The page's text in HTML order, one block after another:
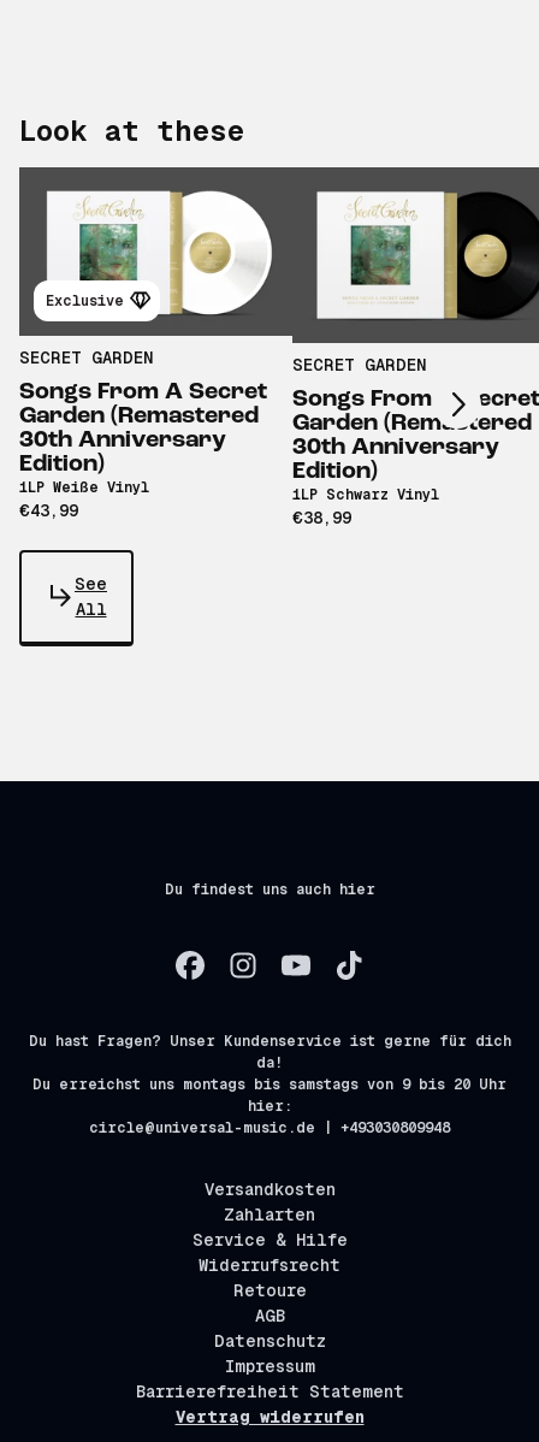
Look at these
Exclusive
SECRET GARDEN
Songs From A Secret
Garden (Remastered
30th Anniversary
Edition)
1LP Weiße Vinyl
€43,99
SECRET GARDEN
Songs From A Secret
Garden (Remastered
30th Anniversary
Edition)
1LP Schwarz Vinyl
€38,99
Scroll right
See
All
Du findest uns auch hier
Du hast Fragen? Unser Kundenservice ist gerne für dich
da!
Du erreichst uns montags bis samstags von 9 bis 20 Uhr
hier:
circle@universal-music.de | +493030809948
Versandkosten
Zahlarten
Service & Hilfe
Widerrufsrecht
Retoure
AGB
Datenschutz
Impressum
Barrierefreiheit Statement
Vertrag widerrufen